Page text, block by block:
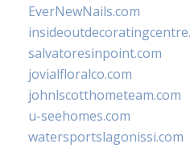
EverNewNails.com
salvatoresinpoint.com
jovialfloralco.com
johnlscotthometeam.com
u-seehomes.com
watersportslagonissi.com